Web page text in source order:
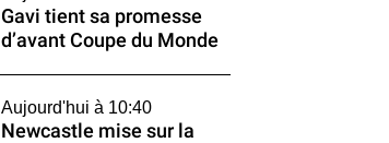
Gavi tient sa promesse
d’avant Coupe du Monde
Aujourd'hui à 10:40
Newcastle mise sur la